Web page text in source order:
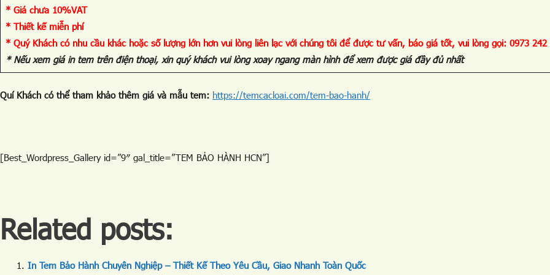
* Giá chưa 10%VAT
* Thiết kế miễn phí
* Quý Khách có nhu cầu khác hoặc số lượng lớn hơn vui lòng liên lạc với chúng tôi để được tư vấn, báo giá tốt, vui lòng gọi: 0973 242
* Nếu xem giá in tem trên điện thoại, xin quý khách vui lòng xoay ngang màn hình để xem được giá đầy đủ nhất
Quí Khách có thể tham khảo thêm giá và mẫu tem: https://temcacloai.com/tem-bao-hanh/
[Best_Wordpress_Gallery id=”9″ gal_title=”TEM BẢO HÀNH HCN”]
Related posts:
In Tem Bảo Hành Chuyên Nghiệp – Thiết Kế Theo Yêu Cầu, Giao Nhanh Toàn Quốc